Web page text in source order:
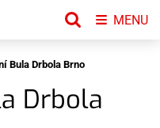
Bula Drbola Brno
Drbola
MENU